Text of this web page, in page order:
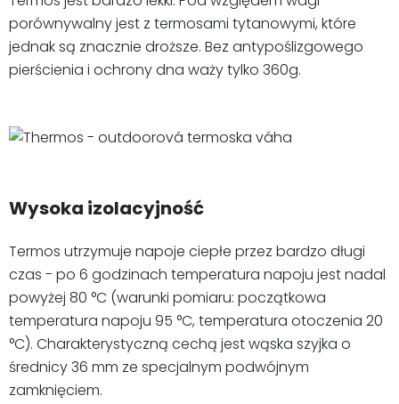
porównywalny jest z termosami tytanowymi, które
jednak są znacznie droższe. Bez antypoślizgowego
pierścienia i ochrony dna waży tylko 360g.
Wysoka izolacyjność
Termos utrzymuje napoje ciepłe przez bardzo długi
czas - po 6 godzinach temperatura napoju jest nadal
powyżej 80 °C (warunki pomiaru: początkowa
temperatura napoju 95 °C, temperatura otoczenia 20
°C). Charakterystyczną cechą jest wąska szyjka o
średnicy 36 mm ze specjalnym podwójnym
zamknięciem.